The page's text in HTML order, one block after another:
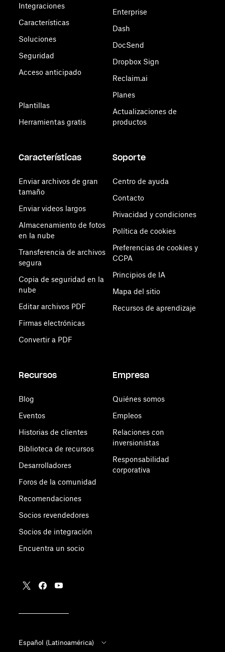
Integraciones
Características
Soluciones
Seguridad
Acceso anticipado
Plantillas
Herramientas gratis
Enterprise
Dash
DocSend
Dropbox Sign
Reclaim.ai
Planes
Actualizaciones de
productos
Características
Enviar archivos de gran
tamaño
Enviar videos largos
Almacenamiento de fotos
en la nube
Transferencia de archivos
segura
Copia de seguridad en la
nube
Editar archivos PDF
Firmas electrónicas
Convertir a PDF
Soporte
Centro de ayuda
Contacto
Privacidad y condiciones
Política de cookies
Preferencias de cookies y
CCPA
Principios de IA
Mapa del sitio
Recursos de aprendizaje
Recursos
Blog
Eventos
Historias de clientes
Biblioteca de recursos
Desarrolladores
Foros de la comunidad
Recomendaciones
Socios revendedores
Socios de integración
Encuentra un socio
Empresa
Quiénes somos
Empleos
Relaciones con
inversionistas
Responsabilidad
corporativa
Español (Latinoamérica)